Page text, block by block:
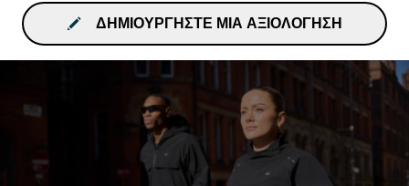
ΔΗΜΙΟΥΡΓΉΣΤΕ ΜΙΑ ΑΞΙΟΛΌΓΗΣΗ